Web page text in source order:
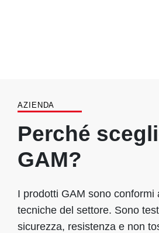
AZIENDA
Perché
GAM?
I prodotti GAM sono conformi
tecniche del settore. Sono
sicurezza, resistenza e non